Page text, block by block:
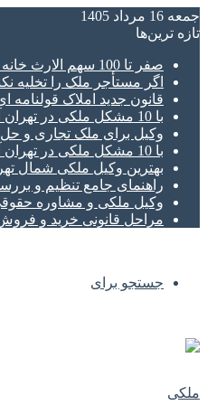
جمعه 16 مرداد 1405
تازه‌ ترین‌ها
صفر تا 100 سهم الارث خانه پدری از تقسیم ارث تا فروش و افراز ملک ورثه ای
اگر مستأجر ملک را تخلیه
قانون جدید املاک قولنامه
با 10 مشکل ملکی در تهران آشنا شوید | راه حل‌ها کدامند؟
وکیل برای ملک تجاری و
با 10 مشکل ملکی در تهران آشنا شوید | راه حل‌ها کدامند؟
بهترین وکیل ملکی شمال
راهنمای جامع تنظیم و
وکیل ملکی و مشاوره
مراحل قانونی خرید و
جستجو برای